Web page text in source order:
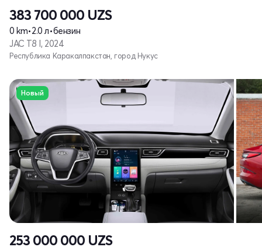
383 700 000 UZS
0 km•2.0 л•бензин
JAC T8 I, 2024
Республика Каракалпакстан, город Нукус
Новый
253 000 000 UZS